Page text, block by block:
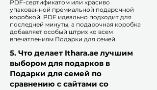
PDF-сертификатом или красиво
упакованной премиальной подарочной
коробкой. PDF идеально подходит для
последней минуты, а подарочная коробка
добавляет особый штрих ко всем
впечатлениям Подарки для семей.​
5. Что делает Ithara.ae лучшим
выбором для подарков в
Подарки для семей по
сравнению с сайтами со